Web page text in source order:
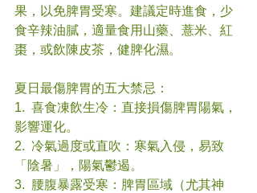
果，以免脾胃受寒。建議定時進食，少
食辛辣油膩，適量食用山藥、薏米、紅
棗，或飲陳皮茶，健脾化濕。
夏日最傷脾胃的五大禁忌：
1.  喜食凍飲生冷：直接損傷脾胃陽氣，
影響運化。
2.  冷氣過度或直吹：寒氣入侵，易致
「陰暑」，陽氣鬱遏。
3.  腰腹暴露受寒：脾胃區域（尤其神